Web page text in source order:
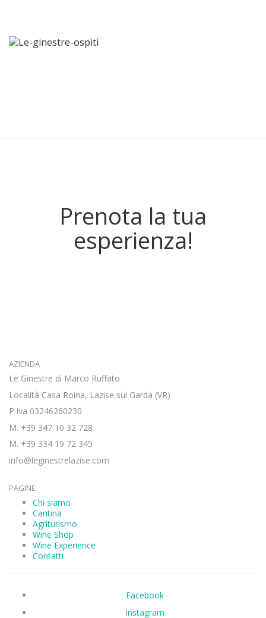
Prenota la tua
esperienza!
AZIENDA
Le Ginestre di Marco Ruffato
Località Casa Roina, Lazise sul Garda (VR)
P.Iva 03246260230
M. +39 347 10 32 728
M. +39 334 19 72 345
info@leginestrelazise.com
PAGINE
Chi siamo
Cantina
Agriturismo
Wine Shop
Wine Experience
Contatti
Facebook
Instagram